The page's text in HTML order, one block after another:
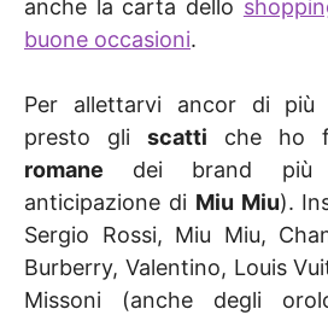
anche la carta dello
buone occasioni.
Per allettarvi ancor di più
presto gli scatti che ho
romane dei brand più
anticipazione di Miu Miu).
Sergio Rossi, Miu Miu,
Burberry, Valentino, Louis
Missoni (anche degli